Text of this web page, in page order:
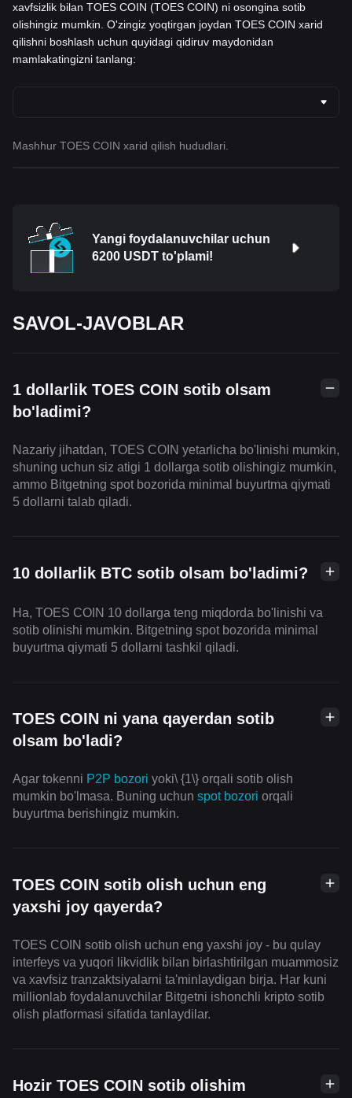
xavfsizlik bilan TOES COIN (TOES COIN) ni osongina sotib
olishingiz mumkin. O'zingiz yoqtirgan joydan TOES COIN xarid
qilishni boshlash uchun quyidagi qidiruv maydonidan
mamlakatingizni tanlang:
Mashhur TOES COIN xarid qilish hududlari.
Yangi foydalanuvchilar uchun
6200 USDT to'plami!
SAVOL-JAVOBLAR
1 dollarlik TOES COIN sotib olsam
bo'ladimi?
Nazariy jihatdan, TOES COIN yetarlicha bo'linishi mumkin,
shuning uchun siz atigi 1 dollarga sotib olishingiz mumkin,
ammo Bitgetning spot bozorida minimal buyurtma qiymati
5 dollarni talab qiladi.
10 dollarlik BTC sotib olsam bo'ladimi?
Ha, TOES COIN 10 dollarga teng miqdorda bo'linishi va
sotib olinishi mumkin. Bitgetning spot bozorida minimal
buyurtma qiymati 5 dollarni tashkil qiladi.
TOES COIN ni yana qayerdan sotib
olsam bo'ladi?
Agar tokenni P2P bozori yoki\ {1\} orqali sotib olish
mumkin bo'lmasa. Buning uchun spot bozori orqali
buyurtma berishingiz mumkin.
TOES COIN sotib olish uchun eng
yaxshi joy qayerda?
TOES COIN sotib olish uchun eng yaxshi joy - bu qulay
interfeys va yuqori likvidlik bilan birlashtirilgan muammosiz
va xavfsiz tranzaktsiyalarni ta'minlaydigan birja. Har kuni
millionlab foydalanuvchilar Bitgetni ishonchli kripto sotib
olish platformasi sifatida tanlaydilar.
Hozir TOES COIN sotib olishim